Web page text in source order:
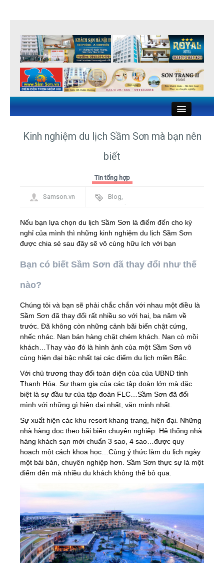
KHÁCH SẠN SẦM SƠN
NHÀ NGHỈ SẦM SƠN
NHÀ HÀNG HẢI SẢN SẦM SƠN
DU LỊCH SẦM SƠN
LIÊN HỆ
Kinh nghiệm du lịch Sầm Sơn mà bạn nên
biết
Tin tổng hợp
Samson.vn Blog
Framework
Nếu bạn lựa chọn du lịch Sầm Sơn là điểm đến cho kỳ
nghỉ của mình thì những kinh nghiệm du lịch Sầm Sơn
được chia sẻ sau đây sẽ vô cùng hữu ích với bạn
Bạn có biết Sầm Sơn đã thay đổi như thế
nào?
Chúng tôi và bạn sẽ phải chắc chắn với nhau một điều là
Sầm Sơn đã thay đổi rất nhiều so với hai, ba năm về
trước. Đã không còn những cảnh bãi biển chật cứng,
nhếc nhác. Nạn bán hàng chặt chém khách. Nạn cò mồi
khách…Thay vào đó là hình ảnh của một Sầm Sơn vô
cùng hiện đại bậc nhất tại các điểm du lịch miền Bắc.
Với chủ trương thay đổi toàn diện của của UBND tỉnh
Thanh Hóa. Sự tham gia của các tập đoàn lớn mà đặc
biệt là sự đầu tư của tập đoàn FLC…Sầm Sơn đã đổi
mình với những gì hiện đại nhất, văn minh nhất.
Sự xuất hiện các khu resort khang trang, hiện đại. Những
nhà hàng dọc theo bãi biển chuyên nghiệp. Hệ thống nhà
hàng khách sạn mới chuẩn 3 sao, 4 sao…được quy
hoạch một cách khoa học…Cùng ý thức làm du lịch ngày
một bài bản, chuyên nghiệp hơn. Sầm Sơn thực sự là một
điểm đến mà nhiều du khách không thể bỏ qua.